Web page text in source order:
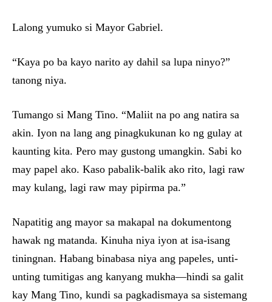
Lalong yumuko si Mayor Gabriel.
“Kaya po ba kayo narito ay dahil sa lupa ninyo?”
tanong niya.
Tumango si Mang Tino. “Maliit na po ang natira sa
akin. Iyon na lang ang pinagkukunan ko ng gulay at
kaunting kita. Pero may gustong umangkin. Sabi ko
may papel ako. Kaso pabalik-balik ako rito, lagi raw
may kulang, lagi raw may pipirma pa.”
Napatitig ang mayor sa makapal na dokumentong
hawak ng matanda. Kinuha niya iyon at isa-isang
tiningnan. Habang binabasa niya ang papeles, unti-
unting tumitigas ang kanyang mukha—hindi sa galit
kay Mang Tino, kundi sa pagkadismaya sa sistemang